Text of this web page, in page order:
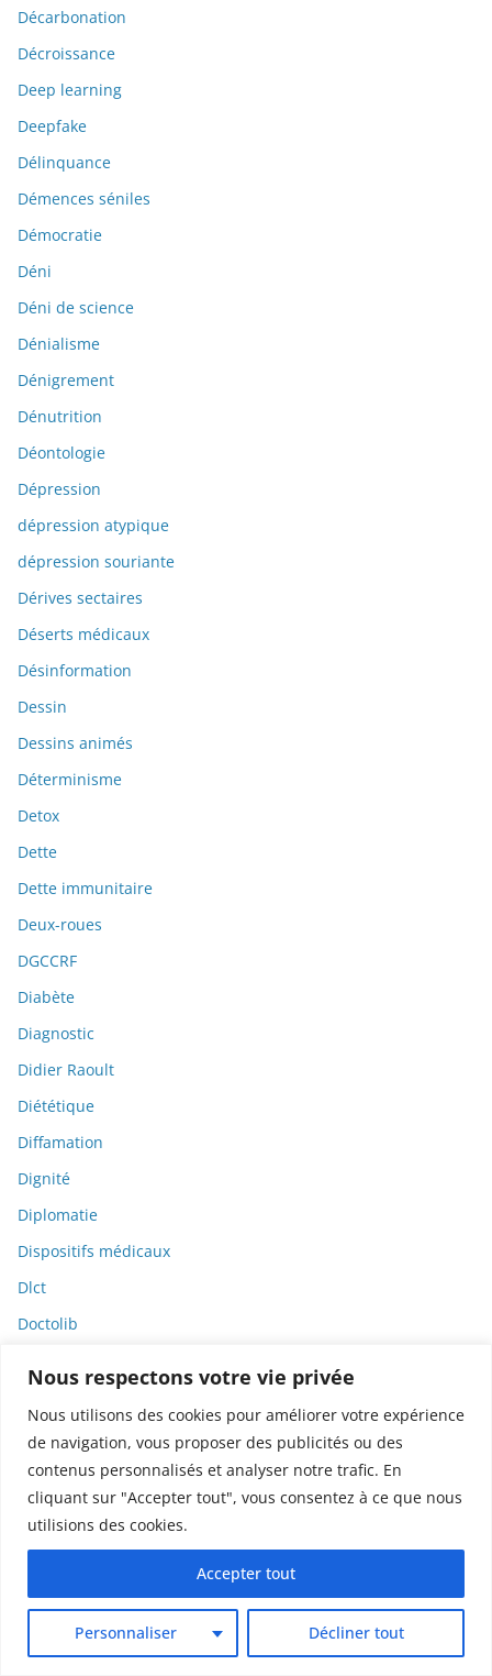
Nous respectons votre vie privée
Nous utilisons des cookies pour améliorer votre expérience
de navigation, vous proposer des publicités ou des
contenus personnalisés et analyser notre trafic. En
cliquant sur "Accepter tout", vous consentez à ce que nous
utilisions des cookies.
Personnaliser Décliner tout
Accepter tout
Décarbonation
Décroissance
Deep learning
Deepfake
Délinquance
Démences séniles
Démocratie
Déni
Déni de science
Dénialisme
Dénigrement
Dénutrition
Déontologie
Dépression
dépression atypique
dépression souriante
Dérives sectaires
Déserts médicaux
Désinformation
Dessin
Dessins animés
Déterminisme
Detox
Dette
Dette immunitaire
Deux-roues
DGCCRF
Diabète
Diagnostic
Didier Raoult
Diététique
Diffamation
Dignité
Diplomatie
Dispositifs médicaux
Dlct
Doctolib
Donald Trump
Dons
Doxxing
Droit de la consommation
Droit de la presse
Droit de la santé